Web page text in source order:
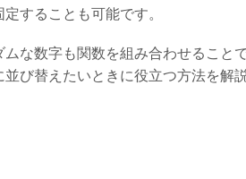
することも可能です。
な数字も関数を組み合わせること
び替えたいときに役立つ方法を解説